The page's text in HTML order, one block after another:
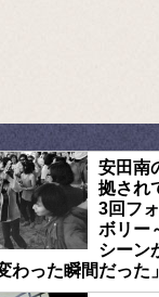
安田南
拠され
3回フ
ボリー
シーン
わった瞬間だった」